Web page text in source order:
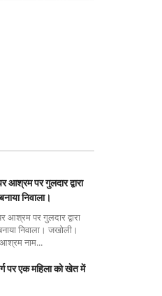
आश्रम पर गुलदार द्वारा
निवाला।
आश्रम पर गुलदार द्वारा
निवाला। जखोली।
नाम...
पर एक महिला को खेत में